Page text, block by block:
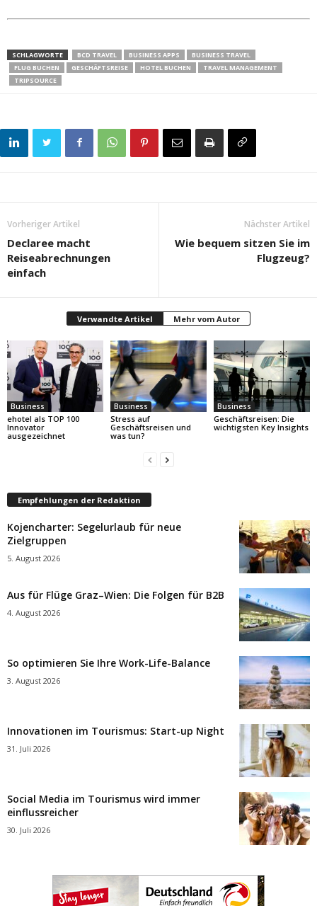
SCHLAGWORTE BCD TRAVEL BUSINESS APPS
BUSINESS TRAVEL
FLUG BUCHEN
GESCHÄFTSREISE HOTEL BUCHEN
TRAVEL MANAGEMENT
TRIPSOURCE
Vorheriger Artikel
Declaree macht
Reiseabrechnungen
einfach
Nächster Artikel
Wie bequem sitzen Sie im
Flugzeug?
Verwandte Artikel Mehr vom Autor
Business
ehotel als TOP 100
Innovator
ausgezeichnet
Business
Stress auf
Geschäftsreisen und
was tun?
Business
Geschäftsreisen: Die
wichtigsten Key Insights
Empfehlungen der Redaktion
Kojencharter: Segelurlaub für neue
Zielgruppen
5. August 2026
Aus für Flüge Graz–Wien: Die Folgen für B2B
4. August 2026
So optimieren Sie Ihre Work-Life-Balance
3. August 2026
Innovationen im Tourismus: Start-up Night
31. Juli 2026
Social Media im Tourismus wird immer
einflussreicher
30. Juli 2026